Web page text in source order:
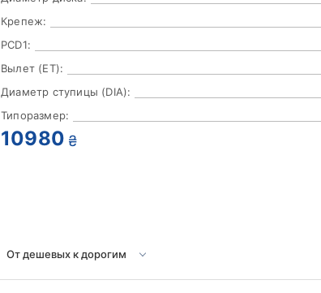
Крепеж:
PCD1:
Вылет (ET):
Диаметр ступицы (DIA):
Типоразмер:
10980 ₴